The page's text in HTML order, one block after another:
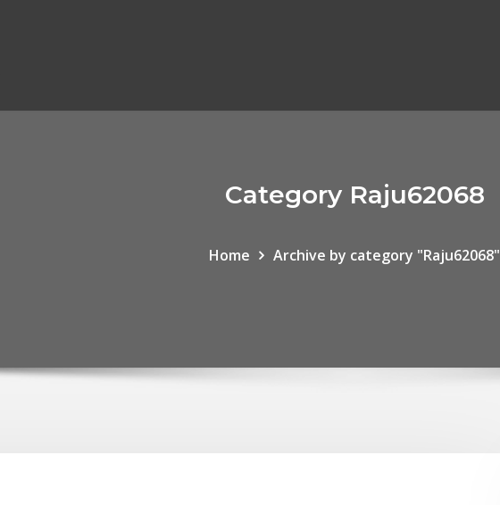
Category Raju62068
Home Archive by category "Raju62068"